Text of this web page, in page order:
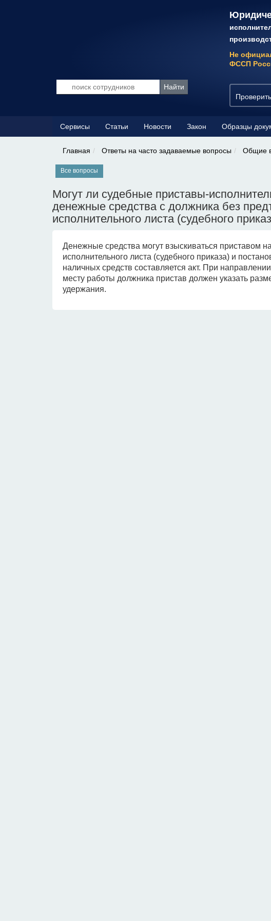
Не
ФССП
Сервисы Статьи Новости Закон Образцы
Главная Ответы на часто задаваемые вопросы Общие
Все вопросы
Могут ли судебные приставы-
денежные средства с должника без
исполнительного листа (судебного
Денежные средства могут взыскиваться приставом
исполнительного листа (судебного приказа) и
наличных средств составляется акт. При
месту работы должника пристав должен указать
удержания.